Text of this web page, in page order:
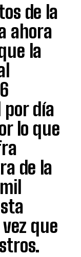
de la
ahora
la
día
lo que
de la
que